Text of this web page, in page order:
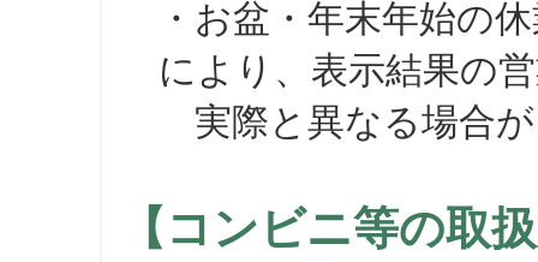
・お盆・年末年始の
により、表示結果の
実際と異なる場合が
【コンビニ等の取